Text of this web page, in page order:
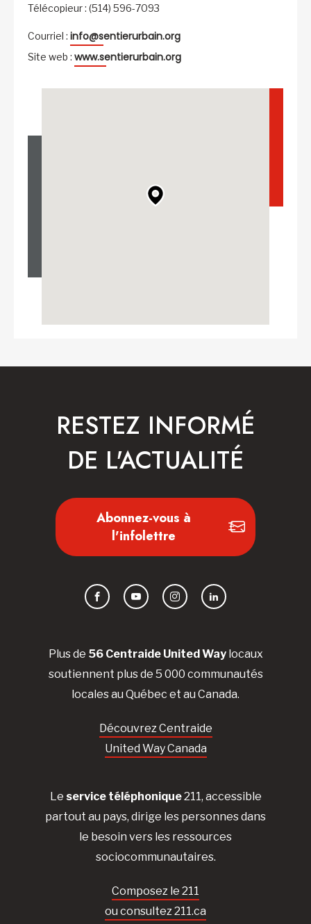
Télécopieur : (514) 596-7093
Courriel : info@sentierurbain.org
Site web : www.sentierurbain.org
Plus de 56 Centraide United Waylocaux
soutiennent plus de 5 000 communautés
locales au Québec et au Canada.
Découvrez Centraide
United Way Canada
Le service téléphonique211, accessible
partout au pays, dirige les personnes dans
le besoin vers les ressources
sociocommunautaires.
Composez le 211
ou consultez 211.ca
RESTEZ INFORMÉ
DE L'ACTUALITÉ
Abonnez-vous à
l'infolettre
FacebookYouTubeInstagramLinkedIn